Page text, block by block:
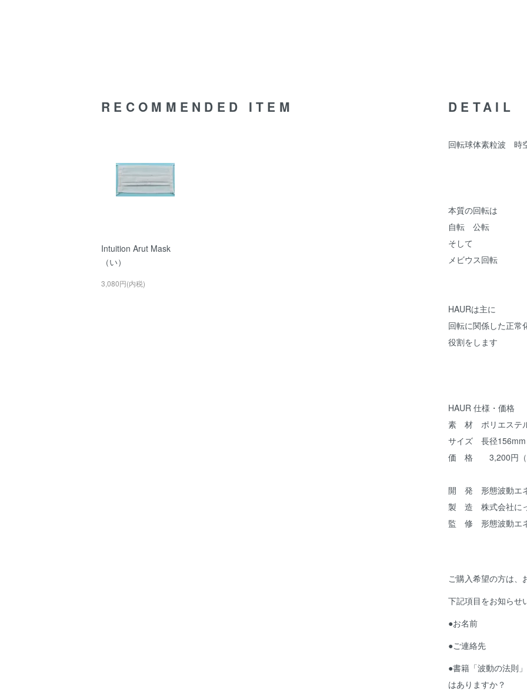
DETAIL
回転球体素粒波 時
本質の回転は
自転 公転
そして
メビウス回転
HAURは主に
回転に関係した正常
役割をします
HAUR 仕様・価格
素 材 ポリエス
サイズ 長径
価 格 3,200円（
開 発 形態波動エ
製 造 株式会社に
監 修 形態波動エ
ご購入希望の方は、
下記項目をお知らせ
●お名前
●ご連絡先
●書籍「波動の法則
はありますか？
RECOMMENDED ITEM
Intuition Arut Mask
（い）
3,080円(内税)